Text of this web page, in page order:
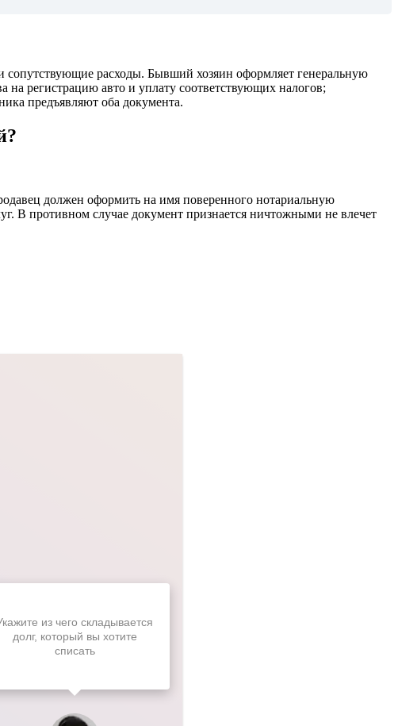
сопутствующие расходы. Бывший хозяин оформляет генеральную
на регистрацию авто и уплату соответствующих налогов;
предъявляют оба документа.
должен оформить на имя поверенного нотариальную
В противном случае документ признается ничтожными не влечет